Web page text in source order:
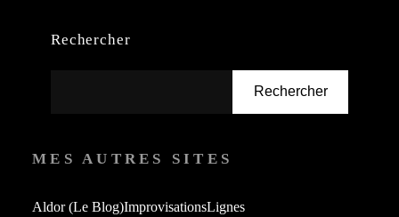
Rechercher
Rechercher
MES AUTRES SITES
Aldor (le Blog)ImprovisationsLignes